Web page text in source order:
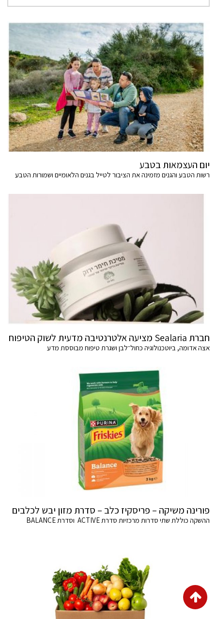
יום העצמאות בטבע
רשות הטבע והגנים מזמינה את הציבור לטייל בגנים הלאומיים ושמורות הטבע
חברת Sealaria מציעה אלטרנטיבה מדעית לשוק הטיפוח
אצה אדומה, ביוטכנולוגיה כחול־לבן ושגרת טיפוח מבוססת מדע
פורינה משיקה – פריסקיז כלב – סדרת מזון יבש לכלבים
ההשקה כוללת שתי סדרות מרכזיות סדרת ACTIVE וסדרת BALANCE
גלילה
לראש